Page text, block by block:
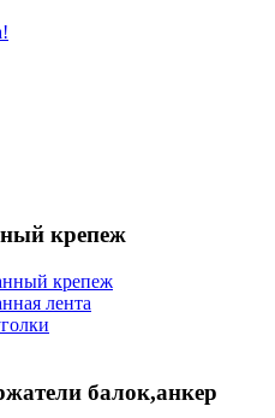
крепеж
крепеж
лента
балок,анкер